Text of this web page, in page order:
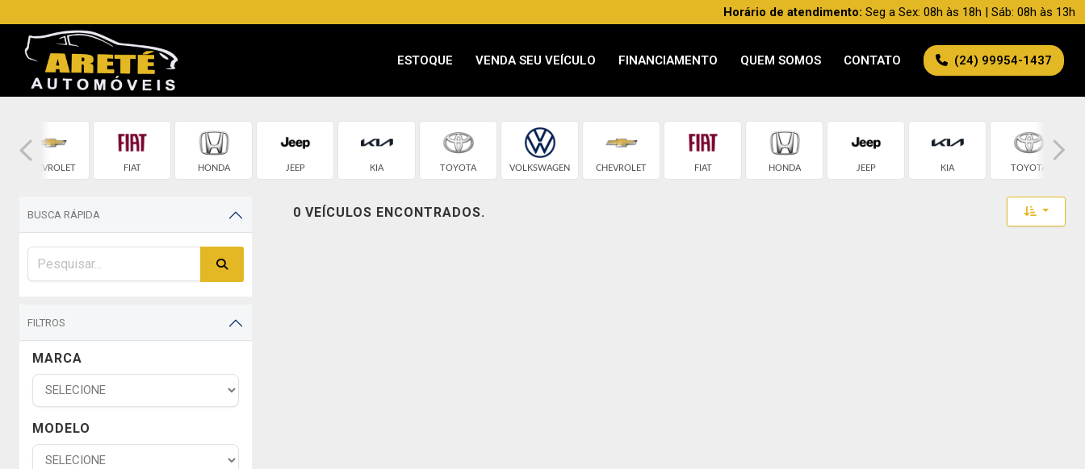
Horário de atendimento: Seg a Sex: 08h às 18h | Sáb: 08h às 13h
ESTOQUE VENDA SEU VEÍCULO FINANCIAMENTO QUEM SOMOS CONTATO (24) 99954-1437
CHEVROLET FIAT HONDA JEEP KIA TOYOTA VOLKSWAGEN CHEVROLET FIAT HONDA JEEP KIA TOYOTA
BUSCA RÁPIDA
FILTROS
MARCA
MODELO
0 VEÍCULOS ENCONTRADOS. Toggle